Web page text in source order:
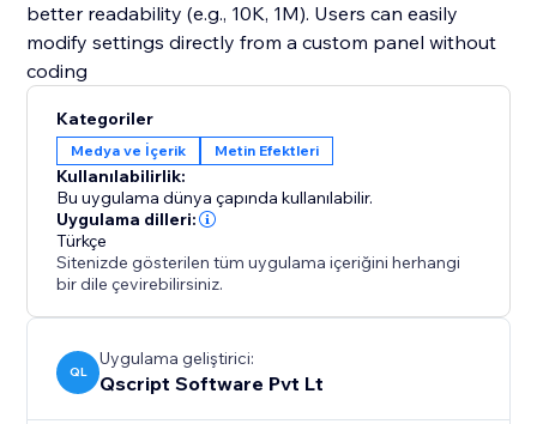
better readability (e.g., 10K, 1M). Users can easily
modify settings directly from a custom panel without
coding
Kategoriler
Medya ve İçerik Metin Efektleri
Kullanılabilirlik:
Bu uygulama dünya çapında kullanılabilir.
Uygulama dilleri:
Türkçe
Sitenizde gösterilen tüm uygulama içeriğini herhangi
bir dile çevirebilirsiniz.
QL
Uygulama geliştirici:
Qscript Software Pvt Lt